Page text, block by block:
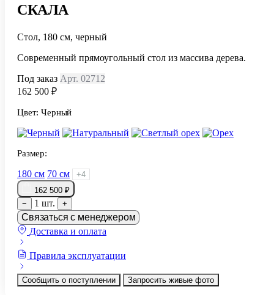
СКАЛА
Стол, 180 см, черный
Современный прямоугольный стол из массива дерева.
Под заказ Арт. 02712
162 500 ₽
Цвет: Черный
Размер:
180 см 70 см
+4
162 500 ₽
−
1 шт. +
Связаться с менеджером
Доставка и оплата
Правила эксплуатации
Сообщить о поступлении Запросить живые фото